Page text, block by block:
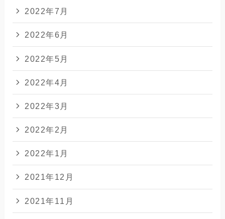
2022年7月
2022年6月
2022年5月
2022年4月
2022年3月
2022年2月
2022年1月
2021年12月
2021年11月